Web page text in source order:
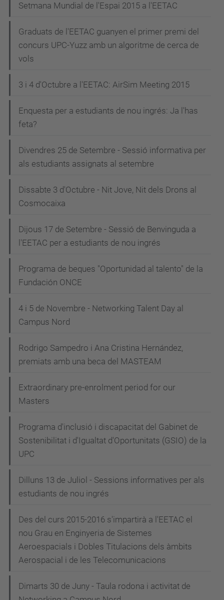
Setmana Mundial de l'Espai 2015 a l'EETAC
Graduats de l'EETAC guanyen el primer premi del
concurs UPC-Yuzz amb un algoritme de cerca de
vols
3 i 4 d'Octubre a l'EETAC: AirSim Meeting 2015
Enquesta per a estudiants de nou ingrés: Ja l'has
feta?
Divendres 25 de Setembre - Sessió informativa per
als estudiants assignats al setembre
Dissabte 3 d'Octubre - Nit Jove, Nit dels Drons al
Cosmocaixa
Dijous 17 de Setembre - Sessió de Benvinguda a
l'EETAC per a estudiants de nou ingrés
Programa de beques "Oportunidad al talento" de la
Fundación ONCE
4 i 5 de Novembre - Networking Talent Day al
Campus Nord
Rodrigo Sampedro i Ana Cristina Hernández,
premiats amb una beca del MASTEAM
Extraordinary pre-enrolment period for our
Masters
Programa d'inclusió i discapacitat del Gabinet de
Sostenibilitat i d'Igualtat d'Oportunitats (GSIO) de la
UPC
Dilluns 13 de Juliol - Sessions informatives per als
estudiants de nou ingrés
Des del curs 2015-2016 s'impartirà a l'EETAC el
nou Grau en Enginyeria de Sistemes
Aeroespacials i Dobles Titulacions dels àmbits
Aerospacial i de les Telecomunicacions
Dimarts 30 de Juny - Taula rodona i activitat de